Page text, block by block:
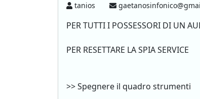
tanios
PER TUTTI I POSSESSORI DI UN
PER RESETTARE LA SPIA SERVICE
>> Spegnere il quadro strumenti